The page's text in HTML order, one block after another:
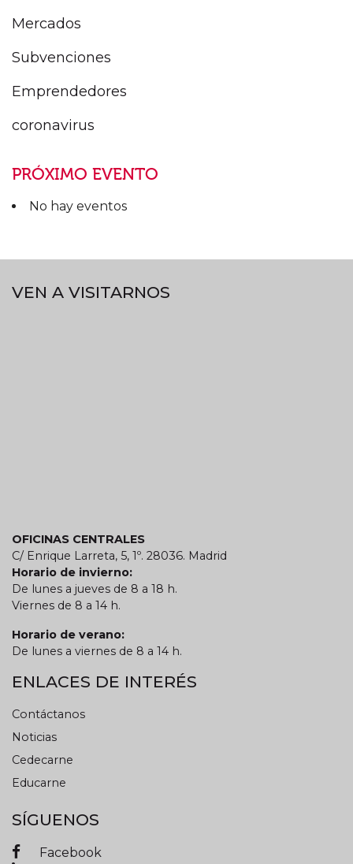
Mercados
Subvenciones
Emprendedores
coronavirus
PRÓXIMO EVENTO
No hay eventos
VEN A VISITARNOS
OFICINAS CENTRALES
C/ Enrique Larreta, 5, 1º. 28036. Madrid
Horario de invierno:
De lunes a jueves de 8 a 18 h.
Viernes de 8 a 14 h.
Horario de verano:
De lunes a viernes de 8 a 14 h.
ENLACES DE INTERÉS
Contáctanos
Noticias
Cedecarne
Educarne
SÍGUENOS
Facebook